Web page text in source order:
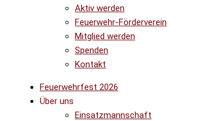
Aktiv werden
Feuerwehr-Förderverein
Mitglied werden
Spenden
Kontakt
Feuerwehrfest 2026
Über uns
Einsatzmannschaft